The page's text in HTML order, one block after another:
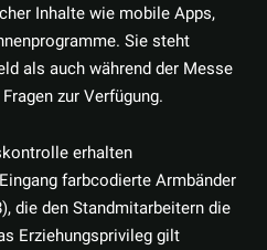
Inhalte wie mobile Apps,
Sie steht
als auch während der Messe
zur Verfügung.
erhalten
farbcodierte Armbänder
die den Standmitarbeitern die
Erziehungsprivileg gilt